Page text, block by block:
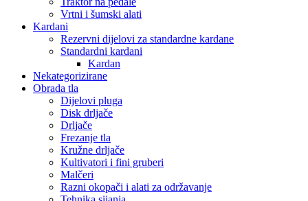
Vrtni i šumski alati
Kardani
Rezervni dijelovi za standardne kardane
Standardni kardani
Kardan
Nekategorizirane
Obrada tla
Dijelovi pluga
Disk drljače
Drljače
Frezanje tla
Kružne drljače
Kultivatori i fini gruberi
Malčeri
Razni okopači i alati za održavanje